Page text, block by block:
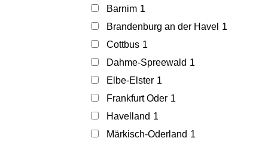
Barnim 1
Brandenburg an der Havel 1
Cottbus 1
Dahme-Spreewald 1
Elbe-Elster 1
Frankfurt Oder 1
Havelland 1
Märkisch-Oderland 1